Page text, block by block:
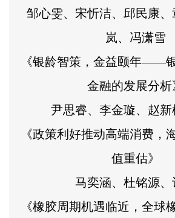
邹心雯、宋忻洁、邱民康
岚、冯潇雪
《银龄智策，金益颐年——
金融的发展分析
尹思睿、李金璇、赵新
《政策利好推动高端消费，
值重估》
马奕涵、杜铭源、
《橡胶周期机遇临近，全球